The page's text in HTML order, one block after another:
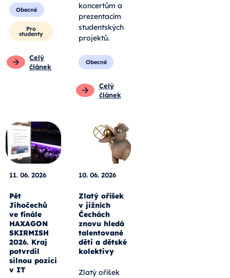
Obecné
Pro
studenty
Celý
článek
koncertům a
prezentacím
studentských
projektů.
Obecné
Celý
článek
11. 06. 2026
Pět
Jihočechů
ve finále
HAXAGON
SKIRMISH
2026. Kraj
potvrdil
silnou pozici
v IT
10. 06. 2026
Zlatý oříšek
v jižních
Čechách
znovu hledá
talentované
děti a dětské
kolektivy
Zlatý oříšek